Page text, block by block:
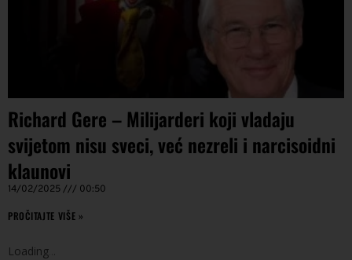
Richard Gere – Milijarderi koji vladaju
svijetom nisu sveci, već nezreli i narcisoidni
klaunovi
14/02/2025 00:50
PROČITAJTE VIŠE »
Loading .